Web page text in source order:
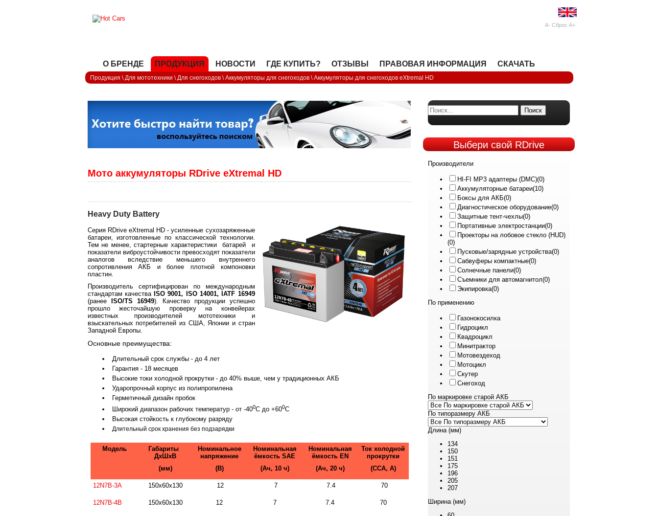
A- Сброс A+
О БРЕНДЕ ПРОДУКЦИЯ НОВОСТИ ГДЕ КУПИТЬ? ОТЗЫВЫ ПРАВОВАЯ ИНФОРМАЦИЯ СКАЧАТЬ
Продукция \ Для мототехники \ Для снегоходов\ Аккумуляторы для снегоходов\ Аккумуляторы для снегоходов eXtremal HD
Мото аккумуляторы RDrive eXtremal HD
Heavy Duty Battery
Серия RDrive eXtremal HD - усиленные сухозаряженные
батареи, изготовленные по классической технологии.
Тем не менее, стартерные характеристики батарей и
показатели виброустойчивости превосходят показатели
аналогов вследствие меньшего внутреннего
сопротивления АКБ и более плотной компоновки
пластин.
Производитель сертифицирован по международным
стандартам качества ISO 9001, ISO 14001, IATF 16949
(ранее
ISO/TS 16949). Качество продукции успешно
прошло жесточайшую проверку на конвейерах
известных производителей мототехники и
взыскательных потребителей из США, Японии и стран
Западной Европы.
Основные преимущества:
Длительный срок службы - до 4 лет
Гарантия - 18 месяцев
Высокие токи холодной прокрутки - до 40% выше, чем у традиционных АКБ
Ударопрочный корпус из полипропилена
Герметичный дизайн пробок
Широкий диапазон рабочих температур - от -400С до +600С
Высокая стойкость к глубокому разряду
Длительный срок хранения без подзарядки
Модель
Габариты
ДхШхВ
(мм)
Номинальное
напряжение
(В)
Номинальная
ёмкость SAE
(Ач, 10 ч)
Номинальная
ёмкость EN
(Ач, 20 ч)
Ток холодной
прокрутки
(ССА, A)
12N7B-3A 150x60x130 12 7 7.4 70
12N7B-4B 150x60x130 12 7 7.4 70
Поиск
Выберисвой RDrive
Производители
HI-FI MP3 адаптеры (DMC)(0)
Аккумуляторные батареи(10)
Боксы для АКБ(0)
Диагностическое оборудование(0)
Защитные тент-чехлы(0)
Портативные электростанции(0)
Проекторы на лобовое стекло (HUD)
(0)
Пусковые/зарядные устройства(0)
Сабвуферы компактные(0)
Солнечные панели(0)
Съемники для автомагнитол(0)
Экипировка(0)
По применению
Газонокосилка
Гидроцикл
Квадроцикл
Минитрактор
Мотовездеход
Мотоцикл
Скутер
Снегоход
По маркировке старой АКБ
По типоразмеру АКБ
Длина (мм)
134
150
151
175
196
205
207
Ширина (мм)